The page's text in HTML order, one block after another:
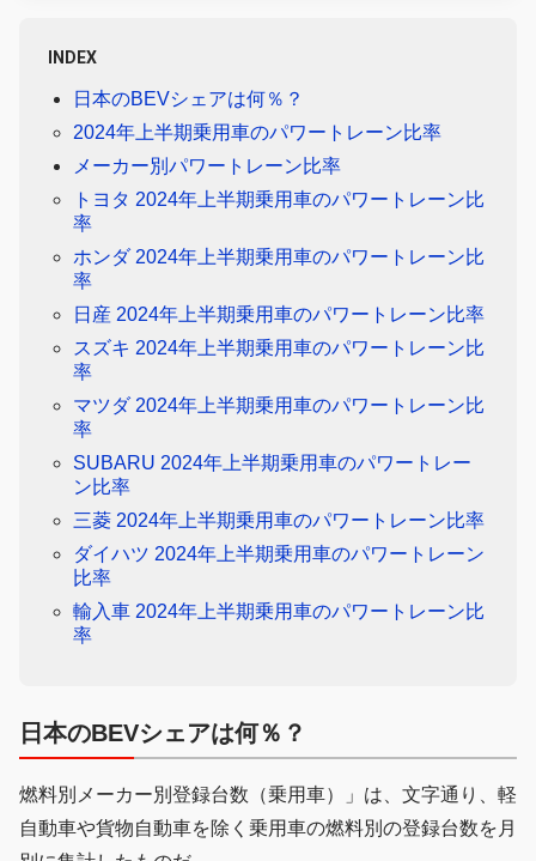
INDEX
日本のBEVシェアは何％？
2024年上半期乗用車のパワートレーン比率
メーカー別パワートレーン比率
トヨタ 2024年上半期乗用車のパワートレーン比
率
ホンダ 2024年上半期乗用車のパワートレーン比
率
日産 2024年上半期乗用車のパワートレーン比率
スズキ 2024年上半期乗用車のパワートレーン比
率
マツダ 2024年上半期乗用車のパワートレーン比
率
SUBARU 2024年上半期乗用車のパワートレー
ン比率
三菱 2024年上半期乗用車のパワートレーン比率
ダイハツ 2024年上半期乗用車のパワートレーン
比率
輸入車 2024年上半期乗用車のパワートレーン比
率
日本のBEVシェアは何％？
燃料別メーカー別登録台数（乗用車）」は、文字通り、軽
自動車や貨物自動車を除く乗用車の燃料別の登録台数を月